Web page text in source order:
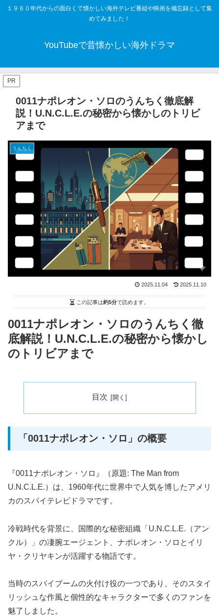
１９６０年代からの面白くて懐かしい海外テレビ番組や映画を備忘録として集
めてみました！
YouTubeで昔懐かしい海外ドラマ
PR
0011ナポレオン・ソロのうんちく徹底解
説！U.N.C.L.E.の秘密から懐かしのトリビ
アまで
うんちく
2025.11.04 2025.11.10
この記事は約5分で読めます。
0011ナポレオン・ソロのうんちく徹
底解説！U.N.C.L.E.の秘密から懐かし
のトリビアまで
目次
「0011ナポレオン・ソロ」の概要
『0011ナポレオン・ソロ』（原題: The Man from
U.N.C.L.E.）は、1960年代に世界中で人気を博したアメリ
カのスパイテレビドラマです。
冷戦時代を背景に、国際的な秘密組織「U.N.C.L.E.（アン
クル）」の凄腕エージェント、ナポレオン・ソロとイリ
ヤ・クリヤキンが活躍する物語です。
当時のスパイブームの火付け役の一つであり、そのスタイ
リッシュな作風と個性的なキャラクターで多くのファンを
魅了しました。